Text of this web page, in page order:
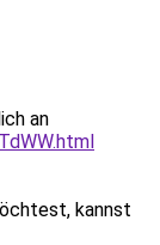
an
kannst